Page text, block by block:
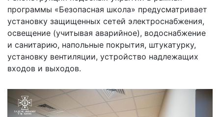
программы «Безопасная школа» предусматривает
установку защищенных сетей электроснабжения,
освещение (учитывая аварийное), водоснабжение
и санитарию, напольные покрытия, штукатурку,
установку вентиляции, устройство надлежащих
входов и выходов.